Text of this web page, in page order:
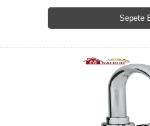
Sepete